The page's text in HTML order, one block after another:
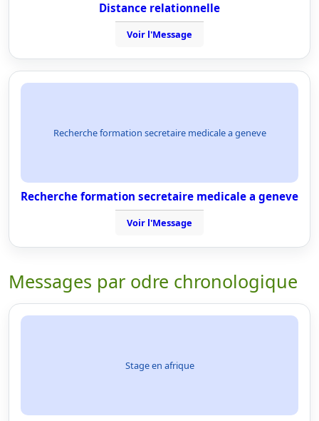
Distance relationnelle
Voir l'Message
Recherche formation secretaire medicale a geneve
Recherche formation secretaire medicale a geneve
Voir l'Message
Messages par odre chronologique
Stage en afrique